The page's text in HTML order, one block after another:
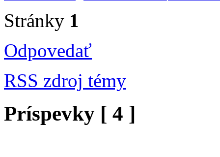
Stránky 1
Odpovedať
RSS zdroj témy
Príspevky [ 4 ]